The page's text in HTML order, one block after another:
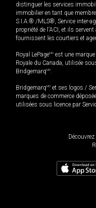
distinguer les services
immobilier en tant que
S.I.A.® /MLS®, Service inter-
propriété de l'ACI, et ils
fournissent les courtiers et
Royal LePageMD est une marque
Royale du Canada, utilisée
BridgemarqMD.
BridgemarqMD et ses logos /
marques de commerce
utilisées sous licence par